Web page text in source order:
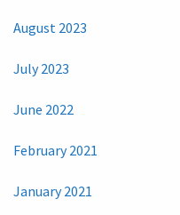
August 2023
July 2023
June 2022
February 2021
January 2021